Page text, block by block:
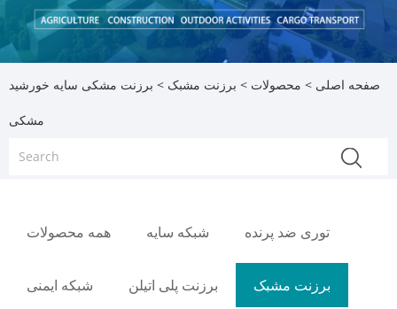
صفحه اصلی > محصولات > برزنت مشبک > برزنت مشکی سایه خورشید
مشکی
همه محصولات شبکه سایه توری ضد پرنده
شبکه ایمنی برزنت پلی اتیلن برزنت مشبک